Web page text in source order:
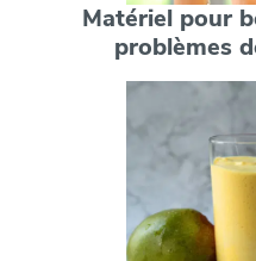
Matériel pour
problèmes